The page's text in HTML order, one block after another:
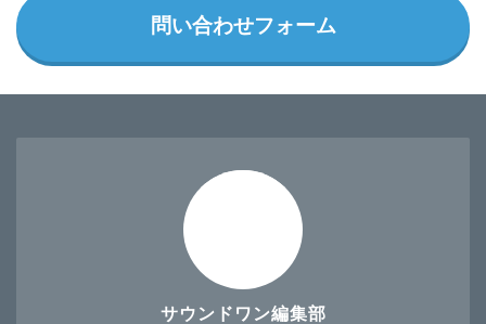
問い合わせフォーム
サウンドワン編集部